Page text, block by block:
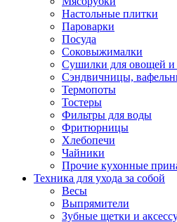
Зависимые
Техника для дома
Пылесосы
Утюги
Оверлоки
Настольные
Часы
Настольные плитки
Пароварки
Посуда
Соковыжималки
Сушилки для овощей и
Сэндвичницы,
Термопоты
Тостеры
Фильтры для воды
Фритюрницы
Хлебопечи
Чайники
Прочие кухонные
Техника для ухода за собой
Весы
Выпрямители
Зубные щетки и